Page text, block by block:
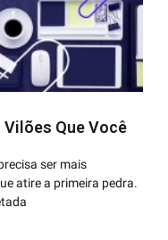
Que Você
ser mais
atire a primeira pedra.